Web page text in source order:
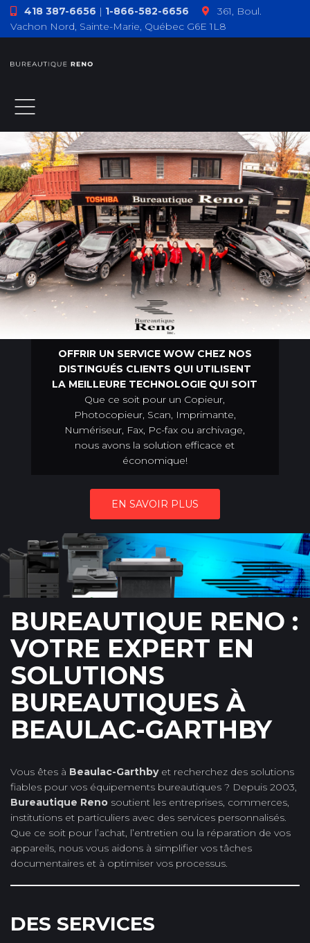
418 387-6656 | 1-866-582-6656
361, Boul.
Vachon Nord, Sainte-Marie, Québec G6E 1L8
ACCUEIL
OFFRIR UN SERVICE WOW CHEZ NOS
DISTINGUÉS CLIENTS QUI UTILISENT
LA MEILLEURE TECHNOLOGIE QUI SOIT
Que ce soit pour un Copieur,
Photocopieur, Scan, Imprimante,
Numériseur, Fax, Pc-fax ou archivage,
nous avons la solution efficace et
économique!
EN SAVOIR PLUS
BUREAUTIQUE RENO :
VOTRE EXPERT EN
SOLUTIONS
BUREAUTIQUES À
BEAULAC-GARTHBY
Vous êtes à Beaulac-Garthbyet recherchez des solutions
fiables pour vos équipements bureautiques ? Depuis 2003,
Bureautique Reno soutient les entreprises, commerces,
institutions et particuliers avec des services personnalisés.
Que ce soit pour l’achat, l’entretien ou la réparation de vos
appareils, nous vous aidons à simplifier vos tâches
documentaires et à optimiser vos processus.
DES SERVICES